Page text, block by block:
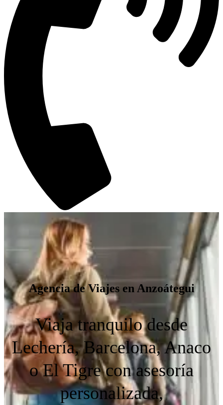
Agencia de Viajes en Anzoátegui
Viaja tranquilo desde
Lechería, Barcelona, Anaco
o El Tigre con asesoría
personalizada,